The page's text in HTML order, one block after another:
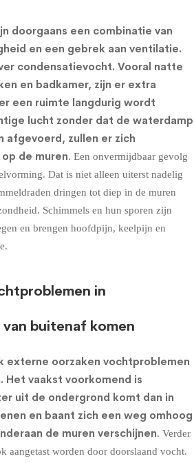
doorgaans een combinatie van
en een gebrek aan ventilatie.
condensatievocht. Vooral natte
en badkamer, zijn er extra
een ruimte langdurig wordt
lucht zonder dat de waterdamp
afgevoerd, zullen er zich
de muren. Een onvermijdbaar gevolg
Dat is niet alleen uiterst nadelig
dringen tot diep in de muren
Schimmels en hun sporen zijn
en brengen hoofdpijn, keelpijn en
in
buitenaf komen
externe oorzaken vochtproblemen
Het vaakst voorkomend is
uit de ondergrond komt dan in
en baant zich een weg omhoog
de muren verschijnen. Verder
aangetast worden door doorslaand vocht.